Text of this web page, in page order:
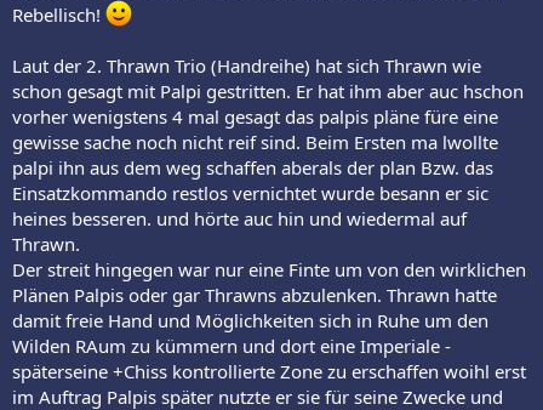
Rebellisch!
Laut der 2. Thrawn Trio (Handreihe) hat sich Thrawn wie
schon gesagt mit Palpi gestritten. Er hat ihm aber auc hschon
vorher wenigstens 4 mal gesagt das palpis pläne füre eine
gewisse sache noch nicht reif sind. Beim Ersten ma lwollte
palpi ihn aus dem weg schaffen aberals der plan Bzw. das
Einsatzkommando restlos vernichtet wurde besann er sic
heines besseren. und hörte auc hin und wiedermal auf
Thrawn.
Der streit hingegen war nur eine Finte um von den wirklichen
Plänen Palpis oder gar Thrawns abzulenken. Thrawn hatte
damit freie Hand und Möglichkeiten sich in Ruhe um den
Wilden RAum zu kümmern und dort eine Imperiale -
späterseine +Chiss kontrollierte Zone zu erschaffen woihl erst
im Auftrag Palpis später nutzte er sie für seine Zwecke und